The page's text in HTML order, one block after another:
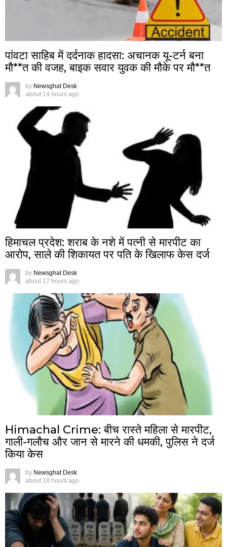
पांवटा साहिब में दर्दनाक हादसा: अचानक यू-टर्न बना
मौ**त की वजह, बाइक सवार युवक की मौके पर मौ**त
by Newsghat Desk
about 14 hours ago
हिमाचल प्रदेश: शराब के नशे में पत्नी से मारपीट का
आरोप, साले की शिकायत पर पति के खिलाफ केस दर्ज
by Newsghat Desk
about 17 hours ago
Himachal Crime: बीच रास्ते महिला से मारपीट,
गाली-गलौच और जान से मारने की धमकी, पुलिस ने दर्ज
किया केस
by Newsghat Desk
about 18 hours ago